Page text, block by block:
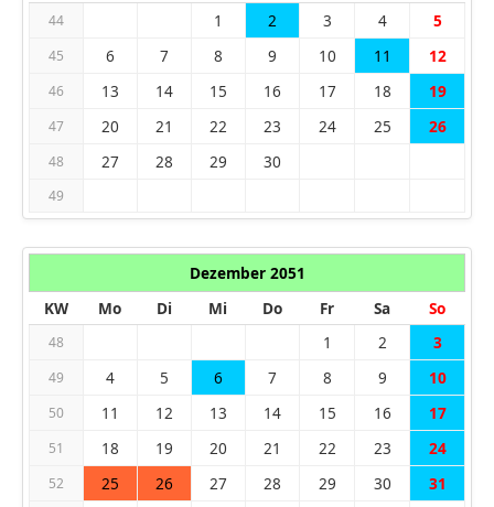
44 1 2 3 4 5
45 6 7 8 9 10 11 12
46 13 14 15 16 17 18 19
47 20 21 22 23 24 25 26
48 27 28 29 30
49
Dezember 2051
KW
Mo Di Mi Do Fr Sa So
48 1 2 3
49 4 5 6 7 8 9 10
50 11 12 13 14 15 16 17
51 18 19 20 21 22 23 24
52 25 26 27 28 29 30 31